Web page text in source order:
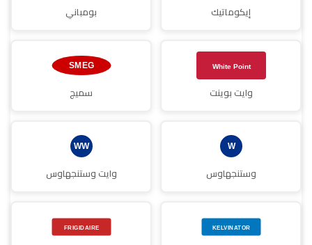
إيكوماتيك بومباني
وايت بوينت سميج
وستنجهاوس وايت وستنجهاوس